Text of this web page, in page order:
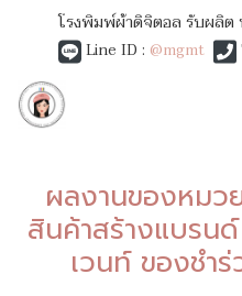
โรงพิมพ์ผ้าดิจิตอล รับผลิต
Line ID : @mgmt
ผลงานของหมว
สินค้าสร้างแบรน
เวนท์ ของชำ